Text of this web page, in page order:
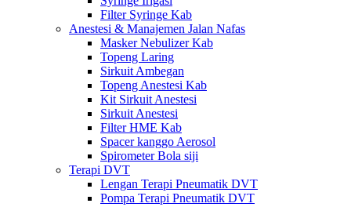
Filter Syringe Kab
Anestesi & Manajemen Jalan Nafas
Masker Nebulizer Kab
Topeng Laring
Sirkuit Ambegan
Topeng Anestesi Kab
Kit Sirkuit Anestesi
Sirkuit Anestesi
Filter HME Kab
Spacer kanggo Aerosol
Spirometer Bola siji
Terapi DVT
Lengan Terapi Pneumatik DVT
Pompa Terapi Pneumatik DVT